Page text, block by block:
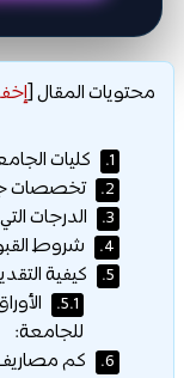
محتويات المقال[
1. كليات
2. تخصصات
3. الدرجات
4. شروط
5. كيفية
5.1.
للجامعة:
6. كم